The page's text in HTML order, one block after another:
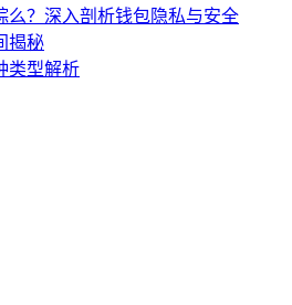
么？深入剖析钱包隐私与安全
揭秘
类型解析